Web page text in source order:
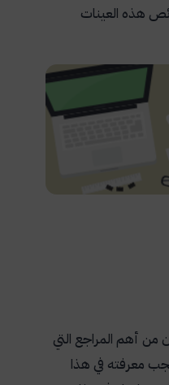
هذه العينات
من أهم المراجع التي
معرفته في هذا